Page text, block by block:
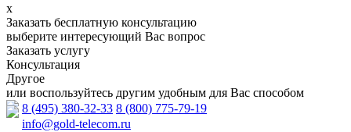
x
Заказать бесплатную консультацию
выберите интересующий Вас вопрос
Заказать услугу
Консультация
Другое
или воспользуйтесь другим удобным для Вас способом
8 (495) 380-32-33 8 (800) 775-79-19
info@gold-telecom.ru